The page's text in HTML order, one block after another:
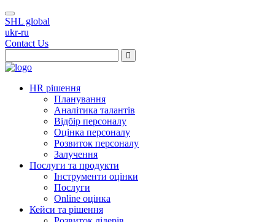
SHL global
ukr-ru
Contact Us
HR рішення
Планування
Аналітика талантів
Відбір персоналу
Оцінка персоналу
Розвиток персоналу
Залучення
Послуги та продукти
Інструменти оцінки
Послуги
Online оцінка
Кейси та рішення